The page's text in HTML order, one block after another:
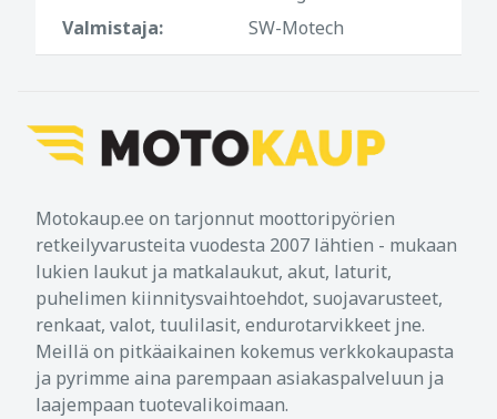
Valmistaja:
SW-Motech
Motokaup.ee on tarjonnut moottoripyörien
retkeilyvarusteita vuodesta 2007 lähtien - mukaan
lukien laukut ja matkalaukut, akut, laturit,
puhelimen kiinnitysvaihtoehdot, suojavarusteet,
renkaat, valot, tuulilasit, endurotarvikkeet jne.
Meillä on pitkäaikainen kokemus verkkokaupasta
ja pyrimme aina parempaan asiakaspalveluun ja
laajempaan tuotevalikoimaan.